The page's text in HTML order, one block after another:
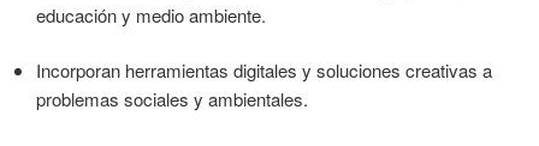
educación y medio ambiente.
Incorporan herramientas digitales y soluciones creativas a
problemas sociales y ambientales.